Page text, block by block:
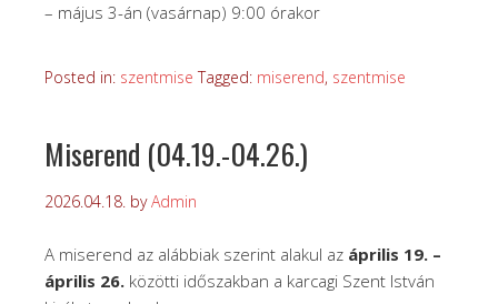
– május 3-án (vasárnap) 9:00 órakor
Posted in: szentmise Tagged: miserend, szentmise
Miserend (04.19.-04.26.)
2026.04.18. byAdmin
A miserend az alábbiak szerint alakul az április 19. –
április 26. közötti időszakban a karcagi Szent István